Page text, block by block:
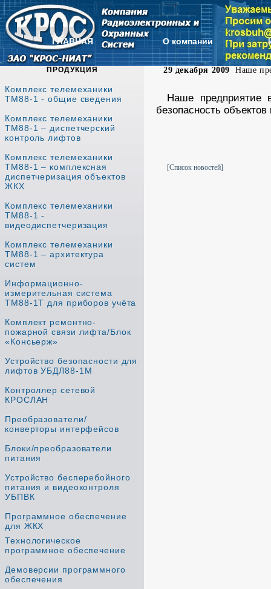
ГЛАВНАЯ
ПРОДУКЦИЯ
Комплекс телемеханики
ТМ88-1 - общие сведения
Комплекс телемеханики
ТМ88-1 – диспетчерский
контроль лифтов
Комплекс телемеханики
ТМ88-1 – комплексная
диспетчеризация объектов
ЖКХ
Комплекс телемеханики
ТМ88-1 -
видеодиспетчеризация
Комплекс телемеханики
ТМ88-1 – архитектура
систем
Информационно-
измерительная система
ТМ88-1Т для приборов учёта
Комплект ремонтно-
пожарной связи лифта/Блок
«Консьерж»
Устройство безопасности для
лифтов УБДЛ88-1М
Контроллер сетевой
КРОСЛАН
Преобразователи/
конверторы интерфейсов
Блоки/преобразователи
питания
Устройство бесперебойного
питания и видеоконтроля
УБПВК
Программное обеспечение
для ЖКХ
Технологическое
программное обеспечение
Демоверсии программного
обеспечения
О компании
29 декабря 2009 Наше
Наше
безопасность объектов
[Список новостей]